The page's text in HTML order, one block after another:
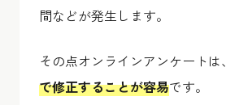
間などが発生します。
その点オンラインアンケートは、
で修正することが容易です。